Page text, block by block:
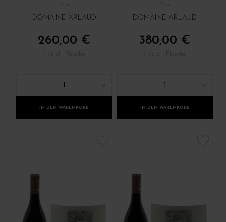
DOMAINE ARLAUD
260,00 €
IN DEN WARENKORB
DOMAINE ARLAUD
380,00 €
IN DEN WARENKORB